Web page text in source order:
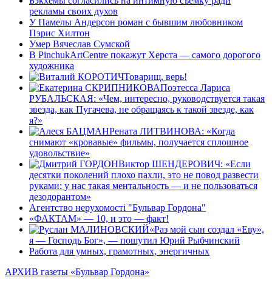
рекламы своих духов
У Памелы Андерсон роман с бывшим любовником
Пэрис Хилтон
Умер Вячеслав Сумской
В PinchukArtCentre покажут Херста — самого дорогого
художника
Товарищ, верь!
Поэтесса Лариса
РУБАЛЬСКАЯ: «Чем, интересно, руководствуется такая
звезда, как Пугачева, не обращаясь к такой звезде, как
я?»
Рената ЛИТВИНОВА: «Когда
снимают «кровавые» фильмы, получается сплошное
удовольствие»
Виктор ШЕНДЕРОВИЧ: «Если
десятки поколений плохо пахли, это не повод развести
руками: у нас такая ментальность — и не пользоваться
дезодорантом»
Агентство нерухомості "Бульвар Гордона"
«ФАКТАМ» — 10, и это — факт!
«Раз мой сын создал «Еву»,
я — Господь Бог», — пошутил Юрий Рыбчинский
Работа для умных, грамотных, энергичных
АРХИВ газеты «Бульвар Гордона»